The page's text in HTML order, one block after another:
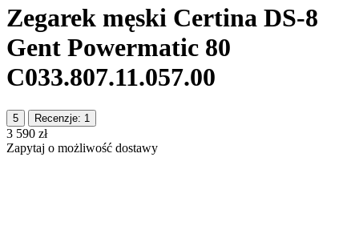
Zegarek męski Certina DS-8
Gent Powermatic 80
C033.807.11.057.00
5 Recenzje: 1
‍3 590‍ zł
Zapytaj o możliwość dostawy